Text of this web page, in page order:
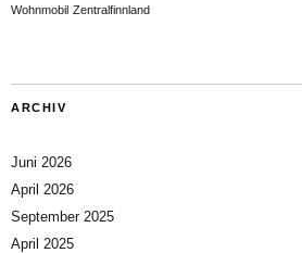
Wohnmobil Zentralfinnland
ARCHIV
Juni 2026
April 2026
September 2025
April 2025